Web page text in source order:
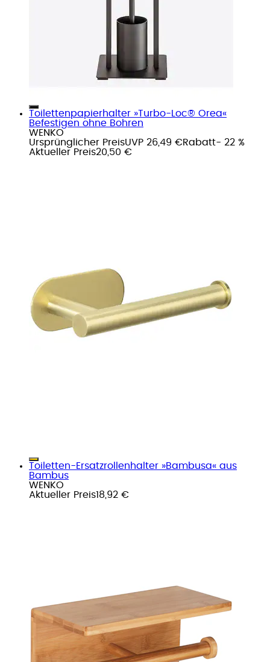
Toilettenpapierhalter »Turbo-Loc® Orea«
Befestigen ohne Bohren
WENKO
Ursprünglicher PreisUVP 26,49 €Rabatt- 22 %
Aktueller Preis20,50 €
Toiletten-Ersatzrollenhalter »Bambusa« aus
Bambus
WENKO
Aktueller Preis18,92 €